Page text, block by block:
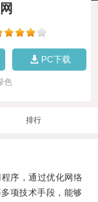
PC下载
色
排行
序，通过优化网络
项技术手段，能够